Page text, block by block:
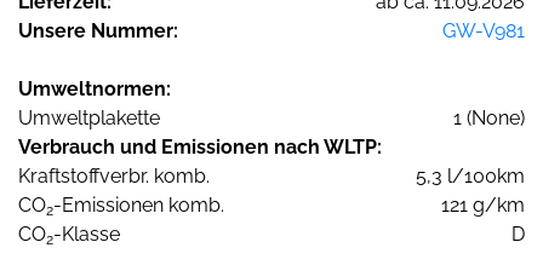
Unsere Nummer:
GW-V981
Umweltnormen:
Umweltplakette
1 (None)
Verbrauch und Emissionen nach WLTP:
Kraftstoffverbr. komb.
5,3 l/100km
CO2-Emissionen komb.
121 g/km
CO2-Klasse D